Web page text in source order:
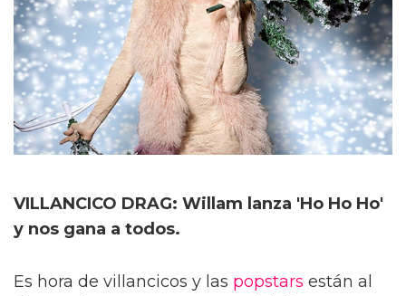
VILLANCICO DRAG: Willam lanza 'Ho Ho Ho'
y nos gana a todos.
Es hora de villancicos y las popstars están al